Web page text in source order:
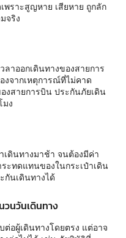
พราะสูญหาย เสียหาย ถูกลัก
จริง
ลาออกเดินทางของสายการ
จากเหตุการณ์ที่ไม่คาด
งสายการบิน ประกันภัยเดิน
มง
เดินทางมาช้า จนต้องมีค่า
ะทดแทนของในกระเป๋าเดิน
กันเดินทางได้
วนวันเดินทาง
ต่อผู้เดินทางโดยตรง แต่อาจ